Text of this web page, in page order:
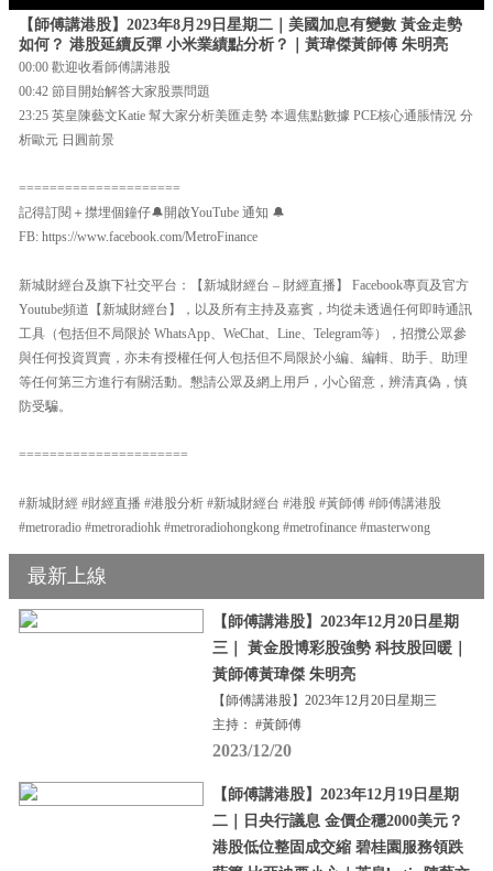
【師傅講港股】2023年8月29日星期二｜美國加息有變數 黃金走勢
如何？ 港股延續反彈 小米業績點分析？｜黃瑋傑黃師傅 朱明亮
00:00 歡迎收看師傅講港股
00:42 節目開始解答大家股票問題
23:25 英皇陳藝文Katie 幫大家分析美匯走勢 本週焦點數據 PCE核心通脹情況 分
析歐元 日圓前景
=====================
記得訂閱＋㩒埋個鐘仔🔔開啟YouTube 通知 🔔
FB: https://www.facebook.com/MetroFinance
新城財經台及旗下社交平台：【新城財經台 – 財經直播】 Facebook專頁及官方
Youtube頻道【新城財經台】，以及所有主持及嘉賓，均從未透過任何即時通訊
工具（包括但不局限於 WhatsApp、WeChat、Line、Telegram等），招攬公眾參
與任何投資買賣，亦未有授權任何人包括但不局限於小編、編輯、助手、助理
等任何第三方進行有關活動。懇請公眾及網上用戶，小心留意，辨清真偽，慎
防受騙。
======================
#新城財經 #財經直播 #港股分析 #新城財經台 #港股 #黃師傅 #師傅講港股
#metroradio #metroradiohk #metroradiohongkong #metrofinance #masterwong
最新上線
【師傅講港股】2023年12月20日星期
三｜ 黃金股博彩股強勢 科技股回暖｜
黃師傅黃瑋傑 朱明亮
【師傅講港股】2023年12月20日星期三
主持： #黃師傅
2023/12/20
【師傅講港股】2023年12月19日星期
二｜日央行議息 金價企穩2000美元？
港股低位整固成交縮 碧桂園服務領跌